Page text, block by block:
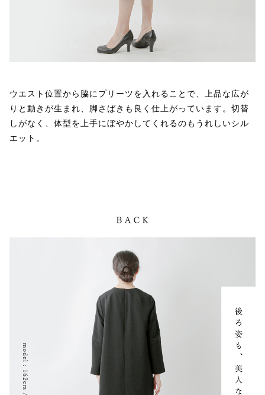
ウエスト位置から脇にプリーツを入れることで、上品な広が
りと動きが生まれ、脚さばきも良く仕上がっています。切替
しがなく、体型を上手にぼやかしてくれるのもうれしいシル
エット。